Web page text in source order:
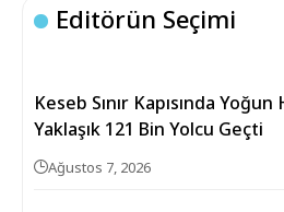
Editörün Seçimi
Keseb Sınır Kapısında
Yaklaşık 121 Bin Yolcu Geçti
Ağustos 7, 2026